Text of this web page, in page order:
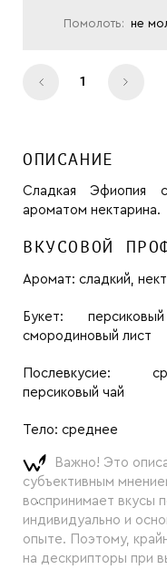
ОПИСАНИЕ
Сладкая Эфиопия
ароматом нектарина.
ВКУСОВОЙ
Аромат: сладкий,
Букет:
смородиновый лист
Послевкусие:
персиковый чай
Тело: среднее
Важно! Это
субъективным
воспринимает вкусы
индивидуально и
опыте. Поэтому,
на дескрипторы при
Помолоть: не